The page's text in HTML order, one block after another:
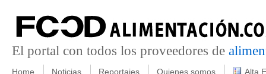
El portal con todos los proveedores de
Home Noticias Reportajes Quienes somos Alta